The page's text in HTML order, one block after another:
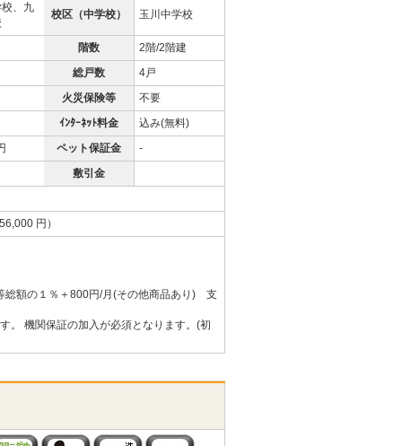
、九
校区（中学校） 玉川中学校
階数
2階/2階建
総戸数
4戸
火災保険等
不要
ｲﾝﾀｰﾈｯﾄ料金
込み(無料)
ペット保証金
-
敷引金
円）
総額の１％＋800円/月(その他商品あり) 支
。 機関保証の加入が必須となります。(初